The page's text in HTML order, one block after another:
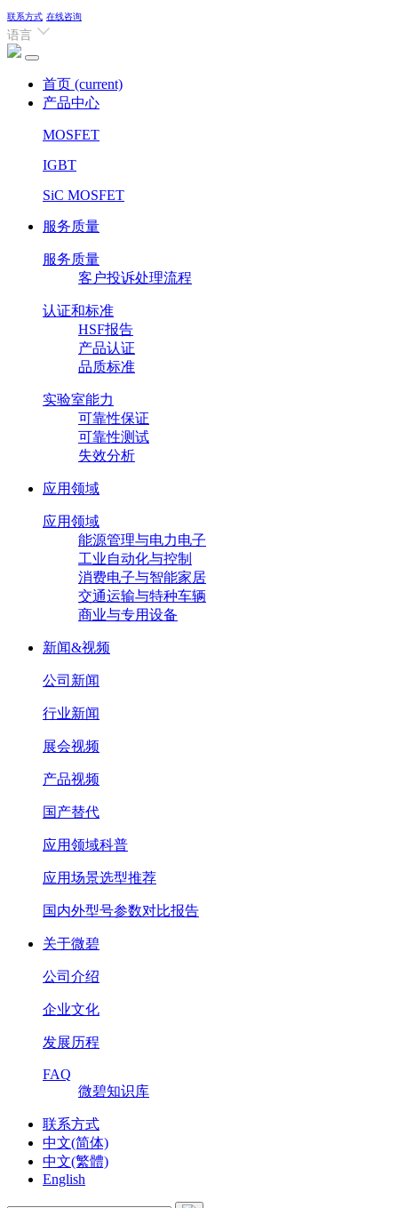
联系方式 在线咨询
语言
首页 (current)
产品中心
MOSFET
IGBT
SiC MOSFET
服务质量
服务质量
客户投诉处理流程
认证和标准
HSF报告
产品认证
品质标准
实验室能力
可靠性保证
可靠性测试
失效分析
应用领域
应用领域
能源管理与电力电子
工业自动化与控制
消费电子与智能家居
交通运输与特种车辆
商业与专用设备
新闻&视频
公司新闻
行业新闻
展会视频
产品视频
国产替代
应用领域科普
应用场景选型推荐
国内外型号参数对比报告
关于微碧
公司介绍
企业文化
发展历程
FAQ
微碧知识库
联系方式
中文(简体)
中文(繁體)
English